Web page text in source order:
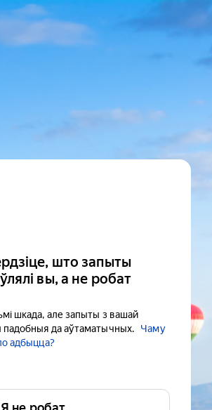
што запыты
вы, а не робат
шкада, але запыты з вашай
да аўтаматычных.
Чаму
адбыцца?